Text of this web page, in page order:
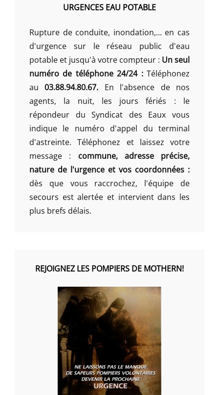
URGENCES EAU POTABLE
Rupture de conduite, inondation,... en cas
d'urgence sur le réseau public d'eau
potable et jusqu'à votre compteur : Un seul
numéro de téléphone 24/24 :Téléphonez
au03.88.94.80.67. En l'absence de nos
agents, la nuit, les jours fériés : le
répondeur du Syndicat des Eaux vous
indique le numéro d'appel du terminal
d'astreinte. Téléphonez et laissez votre
message : commune, adresse précise,
nature de l'urgence et vos coordonnées :
dès que vous raccrochez, l'équipe de
secours est alertée et intervient dans les
plus brefs délais.
REJOIGNEZ LES POMPIERS DE MOTHERN!